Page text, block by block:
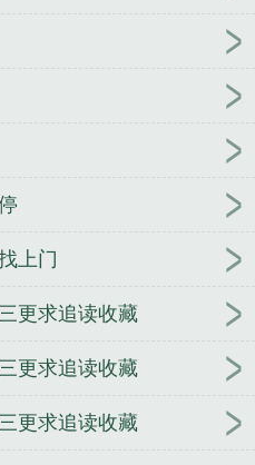
上门
更求追读收藏
更求追读收藏
更求追读收藏